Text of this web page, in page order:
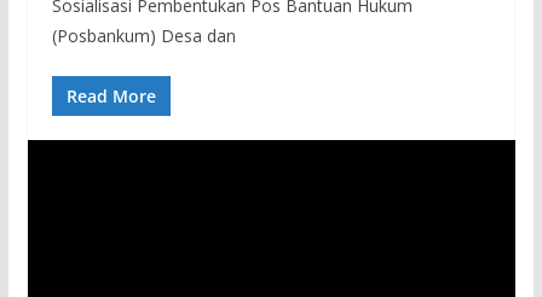
Sosialisasi Pembentukan Pos Bantuan Hukum
(Posbankum) Desa dan
Read More